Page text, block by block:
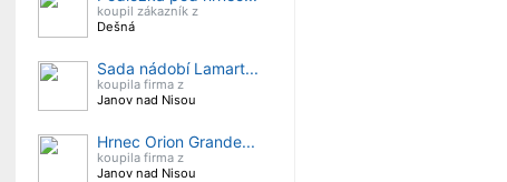
koupil zákazník z
Dešná
Sada nádobí Lamart...
koupila firma z
Janov nad Nisou
Hrnec Orion Grande...
koupila firma z
Janov nad Nisou